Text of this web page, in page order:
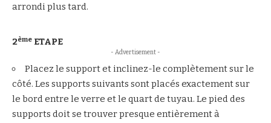
arrondi plus tard.
2ème ETAPE
- Advertisement -
Placez le support et inclinez-le complètement sur le
côté. Les supports suivants sont placés exactement sur
le bord entre le verre et le quart de tuyau. Le pied des
supports doit se trouver presque entièrement à